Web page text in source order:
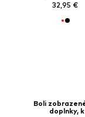
32,95 €
Boli
doplnky,